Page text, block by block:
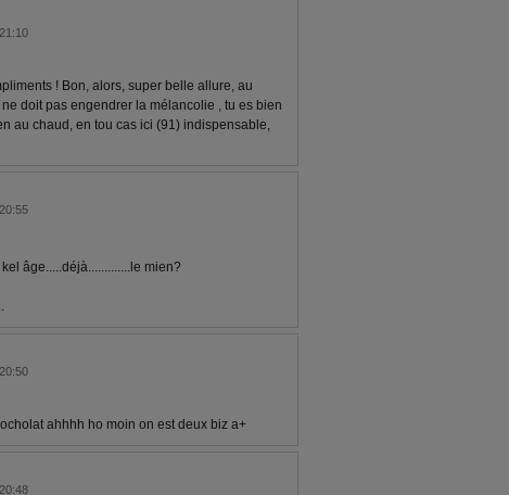
! Bon, alors, super belle allure, au
doit pas engendrer la mélancolie , tu es bien
au chaud, en tou cas ici (91) indispensable,
âge.....déjà.............le mien?
ahhhh ho moin on est deux biz a+